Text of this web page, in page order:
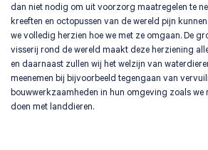
Zoeken naar
dan niet nodig om uit voorzorg maatregelen te
kreeften en octopussen van de wereld pijn
we volledig herzien hoe we met ze omgaan. De
visserij rond de wereld maakt deze herziening
en daarnaast zullen wij het welzijn van
meenemen bij bijvoorbeeld tegengaan van
bouwwerkzaamheden in hun omgeving zoals we
doen met landdieren.